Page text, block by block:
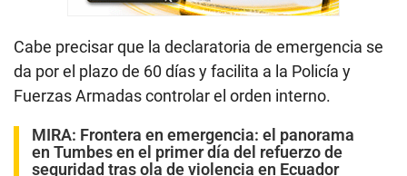
Cabe precisar que la declaratoria de emergencia se
da por el plazo de 60 días y facilita a la Policía y
Fuerzas Armadas controlar el orden interno.
MIRA: Frontera en emergencia: el panorama
en Tumbes en el primer día del refuerzo de
seguridad tras ola de violencia en Ecuador